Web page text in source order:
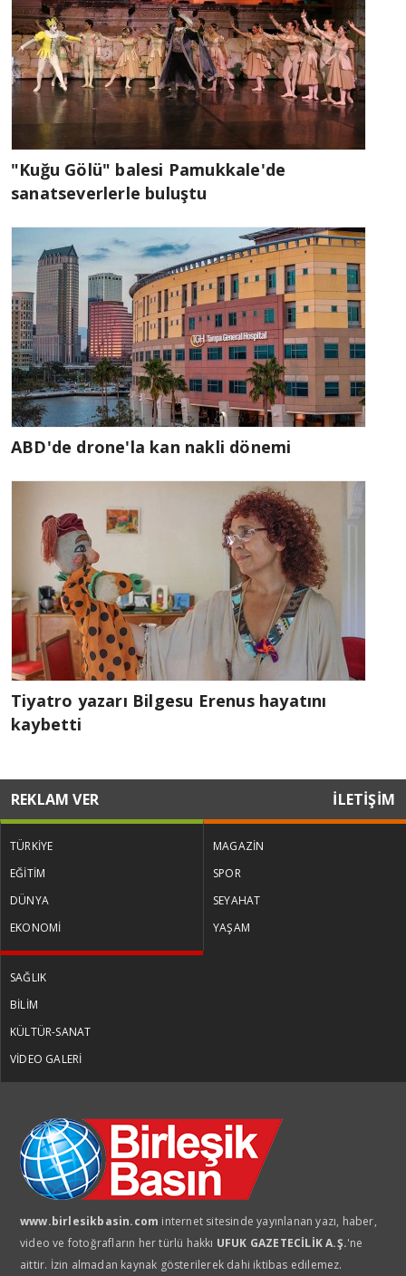
"Kuğu Gölü" balesi Pamukkale'de
sanatseverlerle buluştu
ABD'de drone'la kan nakli dönemi
Tiyatro yazarı Bilgesu Erenus hayatını
kaybetti
REKLAM VER İLETİŞİM
TÜRKİYE
EĞİTİM
DÜNYA
EKONOMİ
MAGAZİN
SPOR
SEYAHAT
YAŞAM
SAĞLIK
BİLİM
KÜLTÜR-SANAT
VİDEO GALERİ
www.birlesikbasin.com internet sitesinde yayınlanan yazı, haber,
video ve fotoğrafların her türlü hakkı UFUK GAZETECİLİK A.Ş.'ne
aittir. İzin almadan kaynak gösterilerek dahi iktibas edilemez.